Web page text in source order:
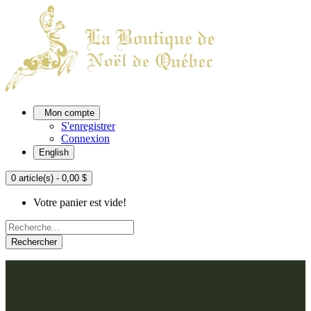
Mon compte
S'enregistrer
Connexion
English
0 article(s) - 0,00 $
Votre panier est vide!
Rechercher